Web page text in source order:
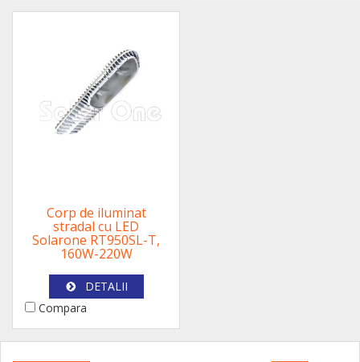
Corp de iluminat
stradal cu LED
Solarone RT950SL-T,
160W-220W
DETALII
Compara